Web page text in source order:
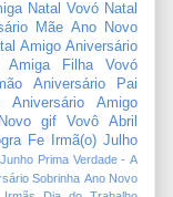
Natal Vovó Natal
Mãe Ano Novo
Amigo Aniversário
Filha
Vovó
Aniversário Pai
Aniversário Amigo
gif Vovô
Abril
Fe Irmã(o) Julho
Junho Prima Verdade - A
Sobrinha Ano Novo